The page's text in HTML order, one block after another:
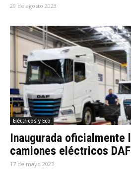
29 de agosto 2023
Eléctricos y Eco
Inaugurada oficialmente
camiones eléctricos DAF
17 de mayo 2023